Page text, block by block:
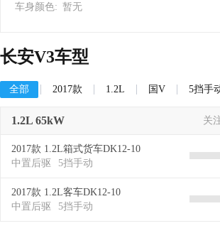
车身颜色: 暂无
长安V3车型
全部 2017款 1.2L 国V 5挡手
1.2L 65kW 关
2017款 1.2L箱式货车DK12-10
中置后驱
5挡手动
2017款 1.2L客车DK12-10
中置后驱
5挡手动